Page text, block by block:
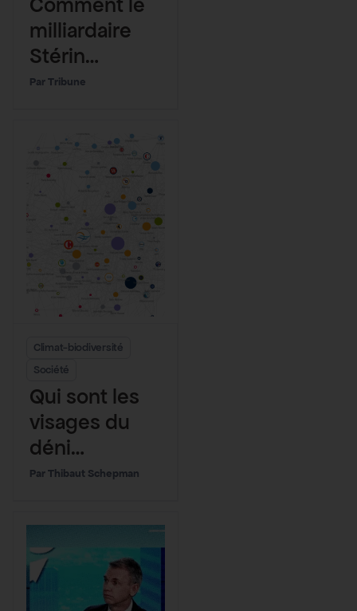
milliardaire
Stérin
soutient
climatique en
France
Tribune
Climat-biodiversité
Société
Qui sont les
visages du
déni
climatique en
Thibaut Schepman